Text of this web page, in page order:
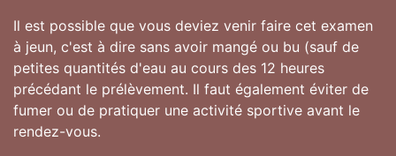
Il est possible que vous deviez venir faire cet examen
à jeun, c'est à dire sans avoir mangé ou bu (sauf de
petites quantités d'eau au cours des 12 heures
précédant le prélèvement. Il faut également éviter de
fumer ou de pratiquer une activité sportive avant le
rendez-vous.